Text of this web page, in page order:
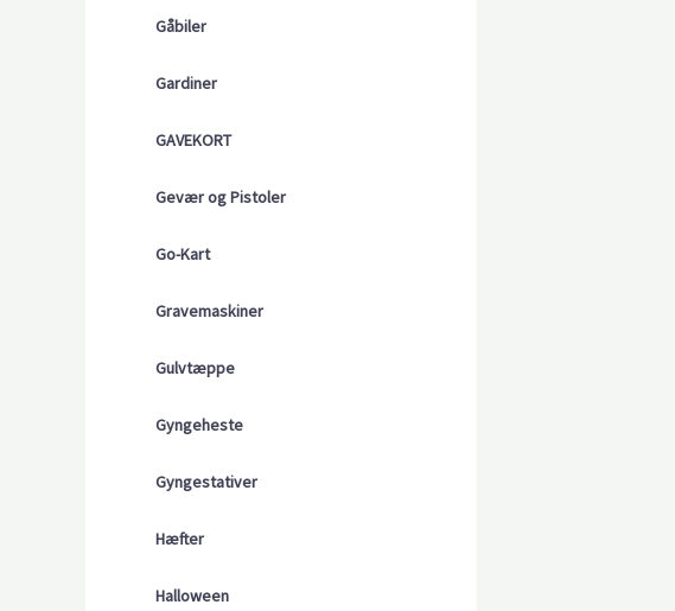
Gåbiler
Gardiner
GAVEKORT
Gevær og Pistoler
Go-Kart
Gravemaskiner
Gulvtæppe
Gyngeheste
Gyngestativer
Hæfter
Halloween